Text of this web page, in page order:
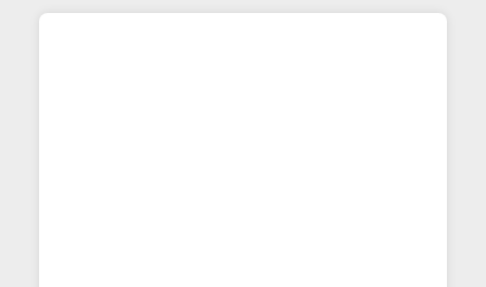
Akyüz